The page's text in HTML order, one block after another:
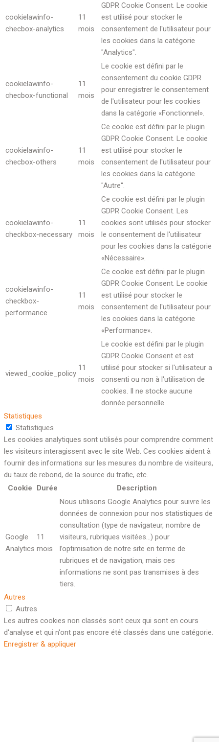
cookielawinfo-
checbox-analytics
11
mois
GDPR Cookie Consent. Le cookie
est utilisé pour stocker le
consentement de l'utilisateur pour
les cookies dans la catégorie
"Analytics".
cookielawinfo-
checbox-functional
11
mois
Le cookie est défini par le
consentement du cookie GDPR
pour enregistrer le consentement
de l'utilisateur pour les cookies
dans la catégorie «Fonctionnel».
cookielawinfo-
checbox-others
11
mois
Ce cookie est défini par le plugin
GDPR Cookie Consent. Le cookie
est utilisé pour stocker le
consentement de l'utilisateur pour
les cookies dans la catégorie
"Autre".
cookielawinfo-
checkbox-necessary
11
mois
Ce cookie est défini par le plugin
GDPR Cookie Consent. Les
cookies sont utilisés pour stocker
le consentement de l'utilisateur
pour les cookies dans la catégorie
«Nécessaire».
cookielawinfo-
checkbox-
performance
11
mois
Ce cookie est défini par le plugin
GDPR Cookie Consent. Le cookie
est utilisé pour stocker le
consentement de l'utilisateur pour
les cookies dans la catégorie
«Performance».
viewed_cookie_policy
11
mois
Le cookie est défini par le plugin
GDPR Cookie Consent et est
utilisé pour stocker si l'utilisateur a
consenti ou non à l'utilisation de
cookies. Il ne stocke aucune
donnée personnelle.
Statistiques
Statistiques
Les cookies analytiques sont utilisés pour comprendre comment
les visiteurs interagissent avec le site Web. Ces cookies aident à
fournir des informations sur les mesures du nombre de visiteurs,
du taux de rebond, de la source du trafic, etc.
Cookie
Durée Description
Google
Analytics
11
mois
Nous utilisons Google Analytics pour suivre les
données de connexion pour nos statistiques de
consultation (type de navigateur, nombre de
visiteurs, rubriques visitées…) pour
l’optimisation de notre site en terme de
rubriques et de navigation, mais ces
informations ne sont pas transmises à des
tiers.
Autres
Autres
Les autres cookies non classés sont ceux qui sont en cours
d'analyse et qui n'ont pas encore été classés dans une catégorie.
Enregistrer & appliquer